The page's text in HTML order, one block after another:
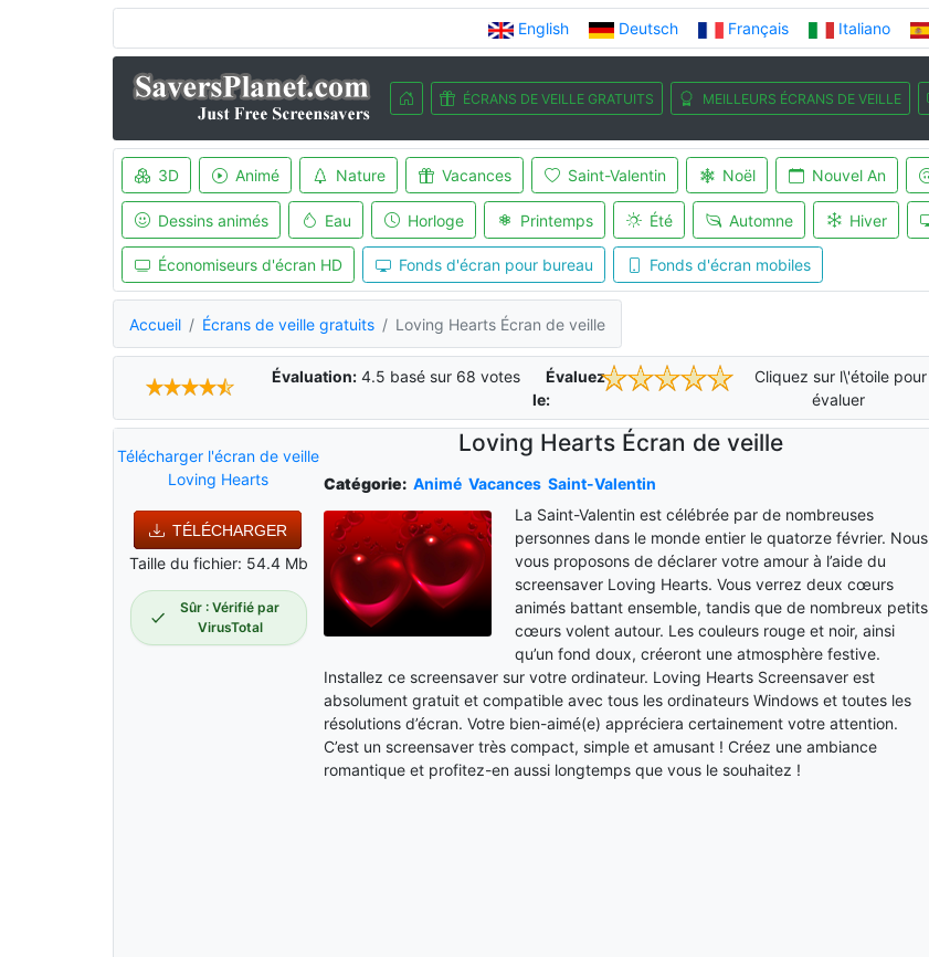
English Deutsch Français Italiano
ÉCRANS DE VEILLE GRATUITS MEILLEURS ÉCRANS DE VEILLE
3D Animé Nature Vacances Saint-Valentin Noël Nouvel An
Dessins animés Eau Horloge Printemps Été Automne Hiver
Économiseurs d'écran HD Fonds d'écran pour bureau Fonds d'écran mobiles
Accueil Écrans de veille gratuits Loving Hearts Écran de veille
Évaluation: 4.5 basé sur 68 votes
Évaluez-
le:
Cliquez sur l\'étoile pour
évaluer
Télécharger l'écran de veille
Loving Hearts
TÉLÉCHARGER
Taille du fichier: 54.4 Mb
Sûr : Vérifié par
VirusTotal
Loving Hearts Écran de veille
Catégorie: Animé Vacances Saint-Valentin
La Saint-Valentin est célébrée par de nombreuses
personnes dans le monde entier le quatorze février. Nous
vous proposons de déclarer votre amour à l’aide du
screensaver Loving Hearts. Vous verrez deux cœurs
animés battant ensemble, tandis que de nombreux petits
cœurs volent autour. Les couleurs rouge et noir, ainsi
qu’un fond doux, créeront une atmosphère festive.
Installez ce screensaver sur votre ordinateur. Loving Hearts Screensaver est
absolument gratuit et compatible avec tous les ordinateurs Windows et toutes les
résolutions d’écran. Votre bien-aimé(e) appréciera certainement votre attention.
C’est un screensaver très compact, simple et amusant ! Créez une ambiance
romantique et profitez-en aussi longtemps que vous le souhaitez !